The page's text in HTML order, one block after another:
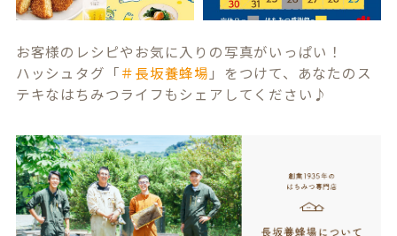
お客様のレシピやお気に入りの写真がいっぱい！
ハッシュタグ「＃長坂養蜂場 」をつけて、あなたのス
テキなはちみつライフもシェアしてください♪